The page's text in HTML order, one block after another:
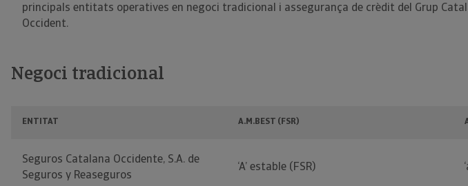
principals entitats operatives en negoci tradicional i assegurança de crèdit del Grup
Occident.
Negoci tradicional
ENTITAT A.M.BEST (FSR)
Seguros Catalana Occidente, S.A. de
Seguros y Reaseguros
‘A’ estable (FSR)